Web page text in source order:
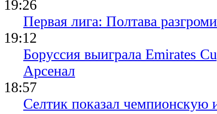
19:26
Первая лига: Полтава
19:12
Боруссия выиграла Emirates
Арсенал
18:57
Селтик показал чемпионскую